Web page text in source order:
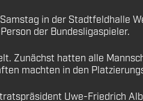
in der Stadtfeldhalle
der Bundesligaspieler.
Zunächst hatten alle
machten in den
Uwe-Friedrich